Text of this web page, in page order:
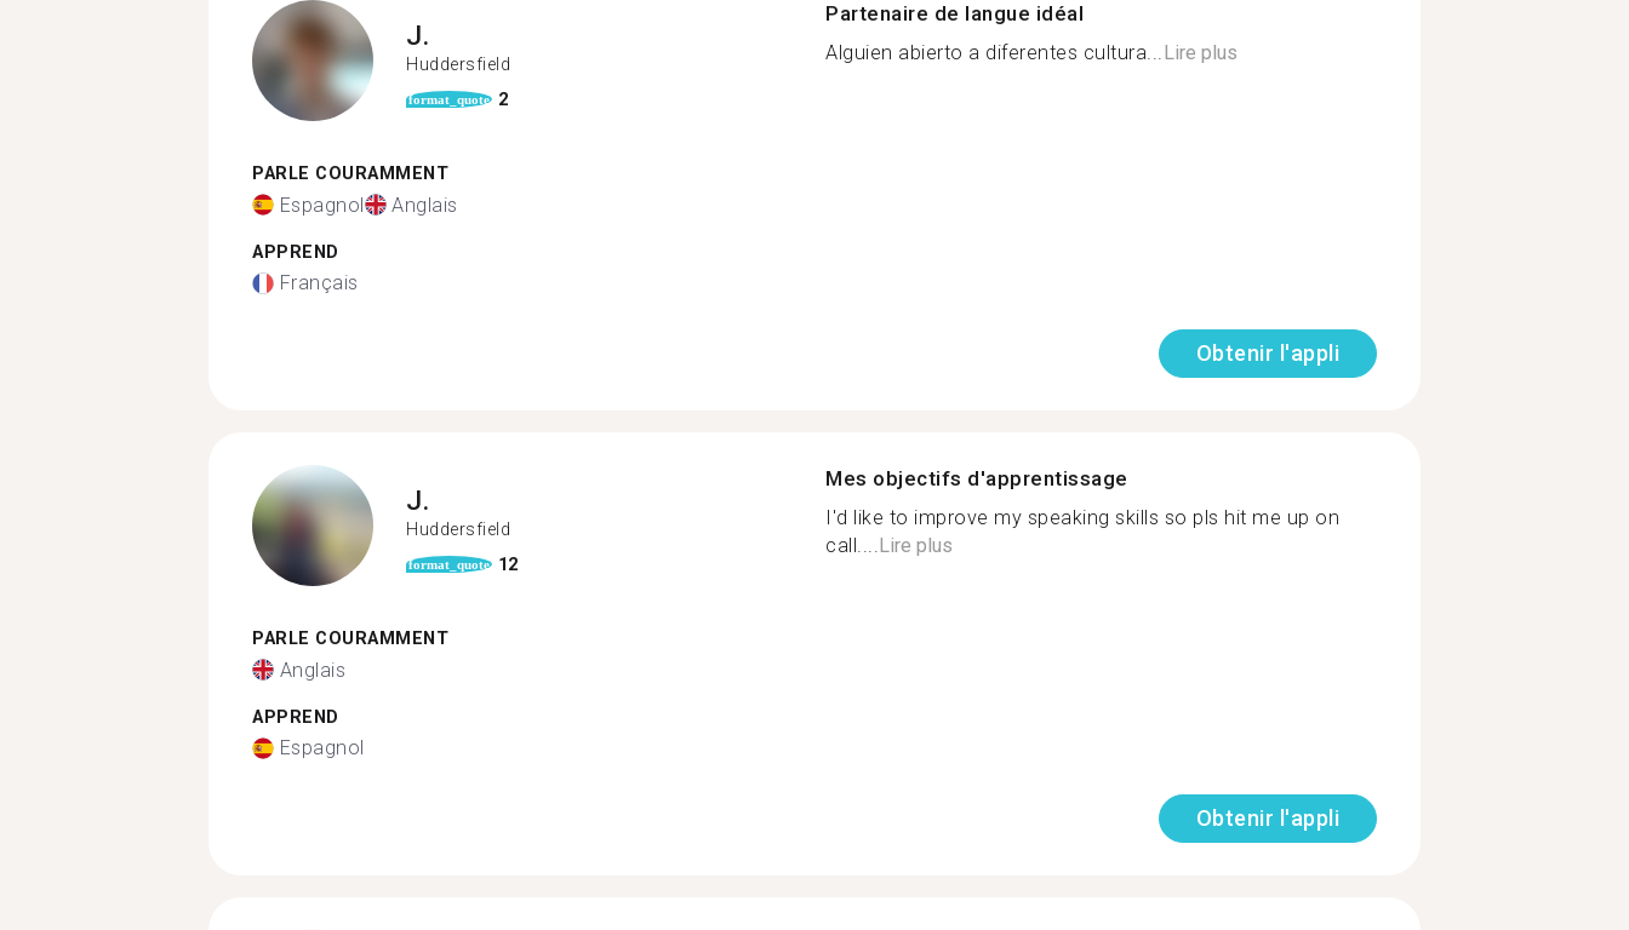
J.
Huddersfield
format_quote 2
PARLE COURAMMENT
Espagnol Anglais
APPREND
Français
Partenaire de langue idéal
Alguien abierto a diferentes cultura...Lire plus
Obtenir l'appli
J.
Huddersfield
format_quote 12
PARLE COURAMMENT
Anglais
APPREND
Espagnol
Mes objectifs d'apprentissage
I'd like to improve my speaking skills so pls hit me up on
call....Lire plus
Obtenir l'appli